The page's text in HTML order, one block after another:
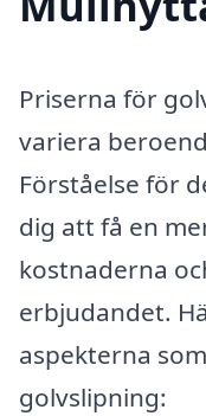
Priserna för
variera
Förståelse för
dig att få en
kostnaderna
erbjudandet.
aspekterna
golvslipning: